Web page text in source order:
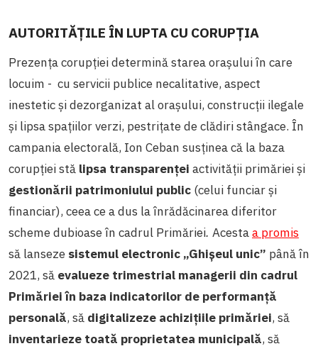
AUTORITĂȚILE ÎN LUPTA CU CORUPȚIA
Prezența corupțieideterminăstarea orașului în care
locuim - cu servicii publice necalitative, aspect
inestetic și dezorganizat al orașului, construcții ilegale
și lipsa spațiilor verzi, pestrițate de clădiri stângace. În
campania electorală, Ion Ceban susținea că la baza
corupției stă lipsa transparenței activității primăriei și
gestionării patrimoniului public (celui funciar și
financiar), ceea ce a dus la înrădăcinarea diferitor
scheme dubioase în cadrul Primăriei. Acestaa promis
să lanseze sistemul electronic „Ghișeul unic” până în
2021, să evalueze trimestrial managerii din cadrul
Primăriei în baza indicatorilor de performanță
personală, să digitalizeze achizițiile primăriei, să
inventarieze toată proprietatea municipală, să